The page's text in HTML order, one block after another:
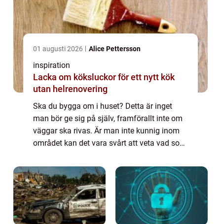
01 augusti 2026 Alice Pettersson
inspiration
Lacka om köksluckor för ett nytt kök
utan helrenovering
Ska du bygga om i huset? Detta är inget
man bör ge sig på själv, framförallt inte om
väggar ska rivas. Är man inte kunnig inom
området kan det vara svårt att veta vad som
balkar. Detta har ett byggföretag k...